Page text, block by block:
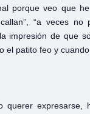
porque veo que
“a veces no
impresión de que
el patito feo y
querer expresarse,